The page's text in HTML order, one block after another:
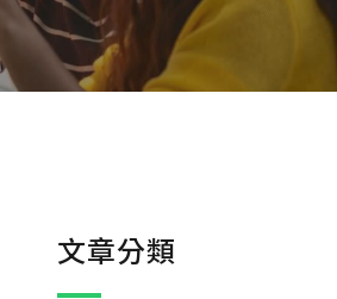
文章分類